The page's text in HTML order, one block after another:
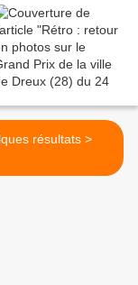
Quelques résultats >